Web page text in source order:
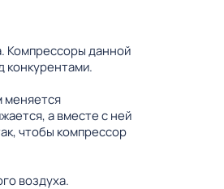
Компрессоры данной
конкурентами.
меняется
а вместе с ней
чтобы компрессор
воздуха.